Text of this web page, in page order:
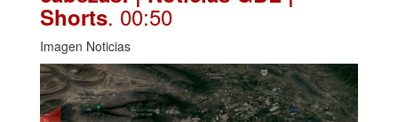
Shorts. 00:50
Imagen Noticias